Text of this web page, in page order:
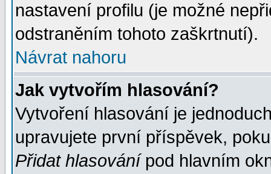
nastavení profilu (je možné
odstraněním tohoto zaškrtnutí).
Návrat nahoru
Jak vytvořím hlasování?
Vytvoření hlasování je
upravujete první příspěvek,
Přidat hlasovánípod hlavním